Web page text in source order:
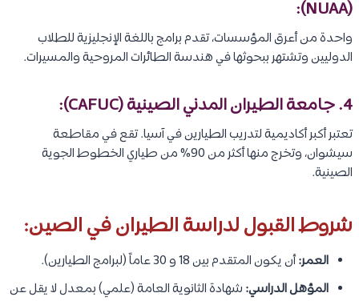
(NUAA):
واحدة من أعرق المؤسسات، تقدم برامج باللغة الإنجليزية للطلاب
الدوليين وتشتهر ببحوثها في هندسة الطائرات المروحية والمسيرات.
4. جامعة الطيران المدني الصينية (CAFUC):
تعتبر أكبر أكاديمية لتدريب الطيارين في آسيا. تقع في مقاطعة
سيشوان، وتخرج منها أكثر من 90% من طياري الخطوط الجوية
الصينية.
شروط القبول لدراسة الطيران في الصين:
العمر:أن يكون المتقدم بين 18 و 30 عاماً (لبرامج الطيارين).
المؤهل الدراسي: شهادة الثانوية العامة (علمي) بمعدل لا يقل عن